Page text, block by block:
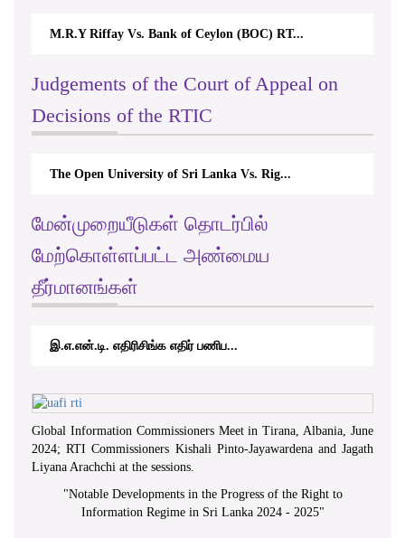
M.R.Y Riffay Vs. Bank of Ceylon (BOC) RT...
Judgements of the Court of Appeal on
Decisions of the RTIC
The Open University of Sri Lanka Vs. Rig...
மேன்முறையீடுகள் தொடர்பில்
மேற்கொள்ளப்பட்ட அண்மைய
தீர்மானங்கள்
இ.எ.என்.டி. எதிரிசிங்க எதிர் பணிப...
Global Information Commissioners Meet in Tirana, Albania, June
2024; RTI Commissioners Kishali Pinto-Jayawardena and Jagath
Liyana Arachchi at the sessions.
"Notable Developments in the Progress of the Right to
Information Regime in Sri Lanka 2024 - 2025"